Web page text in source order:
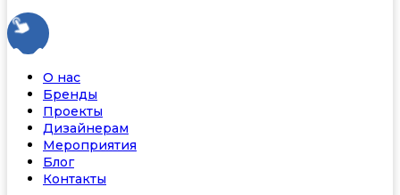
О нас
Бренды
Проекты
Дизайнерам
Мероприятия
Блог
Контакты